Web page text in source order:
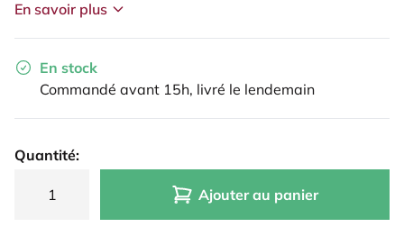
En savoir plus
En stock
Commandé avant 15h, livré le lendemain
Quantité:
Ajouter au panier